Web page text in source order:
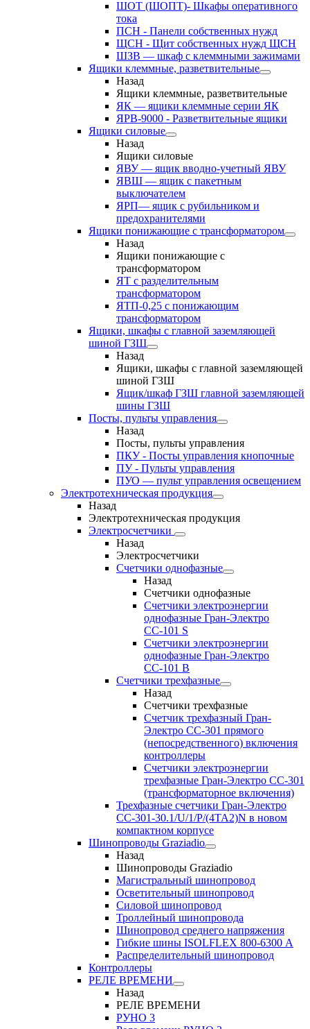
ШОТ (ШОПТ)- Шкафы оперативного
тока
ПСН - Панели собственных нужд
ЩСН - Щит собственных нужд ЩСН
ШЗВ — шкаф с клеммными зажимами
Ящики клеммные, разветвительные
Назад
Ящики клеммные, разветвительные
ЯК — ящики клеммные серии ЯК
ЯРВ-9000 - Разветвительные ящики
Ящики силовые
Назад
Ящики силовые
ЯВУ — ящик вводно-учетный ЯВУ
ЯВШ — ящик с пакетным
выключателем
ЯРП— ящик с рубильником и
предохранителями
Ящики понижающие с трансформатором
Назад
Ящики понижающие с
трансформатором
ЯТ с разделительным
трансформатором
ЯТП-0,25 с понижающим
трансформатором
Ящики, шкафы с главной заземляющей
шиной ГЗШ
Назад
Ящики, шкафы с главной заземляющей
шиной ГЗШ
Ящик/шкаф ГЗШ главной заземляющей
шины ГЗШ
Посты, пульты управления
Назад
Посты, пульты управления
ПКУ - Посты управления кнопочные
ПУ - Пульты управления
ПУО — пульт управления освещением
Электротехническая продукция
Назад
Электротехническая продукция
Электросчетчики
Назад
Электросчетчики
Счетчики однофазные
Назад
Счетчики однофазные
Счетчики электроэнергии
однофазные Гран-Электро
СС-101 S
Счетчики электроэнергии
однофазные Гран-Электро
СС-101 B
Счетчики трехфазные
Назад
Счетчики трехфазные
Счетчик трехфазный Гран-
Электро CC-301 прямого
(непосредственного) включения
контроллеры
Счетчики электроэнергии
трехфазные Гран-Электро CC-301
(трансформаторное включения)
Трехфазные счетчики Гран-Электро
СС-301-30.1/U/1/P/(4TA2)N в новом
компактном корпусе
Шинопроводы Graziadio
Назад
Шинопроводы Graziadio
Магистральный шинопровод
Осветительный шинопровод
Силовой шинопровод
Троллейный шинопровода
Шинопровод среднего напряжения
Гибкие шины ISOLFLEX 800-6300 А
Распределительный шинопровод
Контроллеры
РЕЛЕ ВРЕМЕНИ
Назад
РЕЛЕ ВРЕМЕНИ
РУНО 3